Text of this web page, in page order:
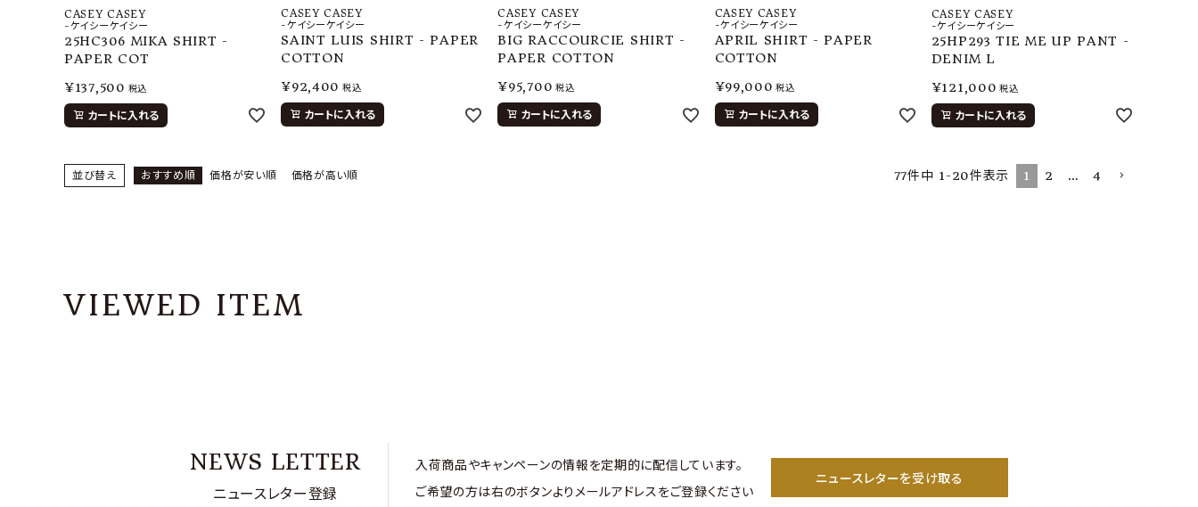
CASEY CASEY
-ケイシーケイシー
25HC306 MIKA SHIRT -
PAPER COT
¥137,500 税込
カートに入れる
CASEY CASEY
-ケイシーケイシー
SAINT LUIS SHIRT - PAPER
COTTON
¥92,400 税込
カートに入れる
CASEY CASEY
-ケイシーケイシー
BIG RACCOURCIE SHIRT -
PAPER COTTON
¥95,700 税込
カートに入れる
CASEY CASEY
-ケイシーケイシー
APRIL SHIRT - PAPER
COTTON
¥99,000 税込
カートに入れる
CASEY CASEY
-ケイシーケイシー
25HP293 TIE ME UP PANT -
DENIM L
¥121,000 税込
カートに入れる
並び替え おすすめ順 価格が安い順 価格が高い順 77件中 1-20件表示 1 2 … 4
VIEWED ITEM
NEWS LETTER
ニュースレター登録
入荷商品やキャンペーンの情報を定期的に配信しています。
ご希望の方は右のボタンよりメールアドレスをご登録ください
ニュースレターを受け取る